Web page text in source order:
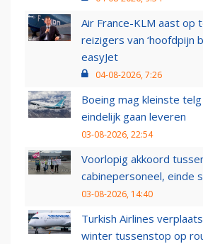
Air France-KLM aast op
reizigers van ‘hoofdpijn
easyJet
04-08-2026, 7:26
Boeing mag kleinste
eindelijk gaan leveren
03-08-2026, 22:54
Voorlopig akkoord
cabinepersoneel, einde
03-08-2026, 14:40
Turkish Airlines
winter tussenstop op